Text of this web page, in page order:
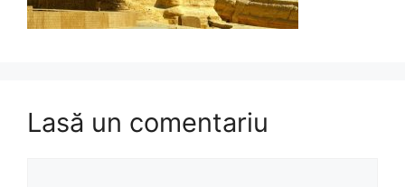
Lasă un comentariu